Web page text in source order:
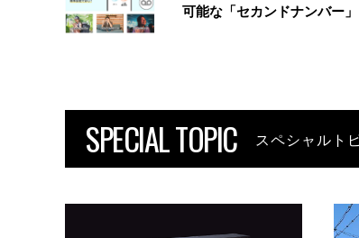
可能な「セカンドナンバー
SPECIAL TOPIC スペシャルト